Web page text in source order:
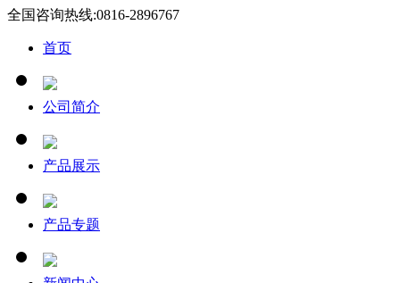
全国咨询热线:0816-2896767
首页
公司简介
产品展示
产品专题